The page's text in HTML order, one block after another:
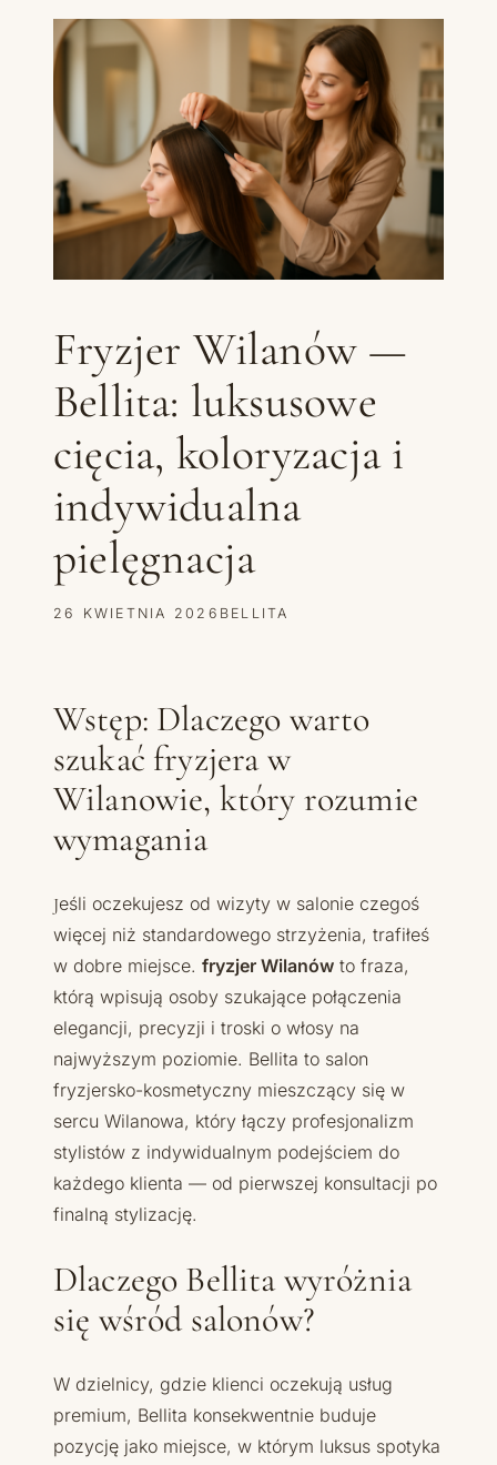
Fryzjer Wilanów —
Bellita: luksusowe
cięcia, koloryzacja i
indywidualna
pielęgnacja
26 KWIETNIA 2026 BELLITA
Wstęp: Dlaczego warto
szukać fryzjera w
Wilanowie, który rozumie
wymagania
Jeśli oczekujesz od wizyty w salonie czegoś
więcej niż standardowego strzyżenia, trafiłeś
w dobre miejsce. fryzjer Wilanów to fraza,
którą wpisują osoby szukające połączenia
elegancji, precyzji i troski o włosy na
najwyższym poziomie. Bellita to salon
fryzjersko-kosmetyczny mieszczący się w
sercu Wilanowa, który łączy profesjonalizm
stylistów z indywidualnym podejściem do
każdego klienta — od pierwszej konsultacji po
finalną stylizację.
Dlaczego Bellita wyróżnia
się wśród salonów?
W dzielnicy, gdzie klienci oczekują usług
premium, Bellita konsekwentnie buduje
pozycję jako miejsce, w którym luksus spotyka